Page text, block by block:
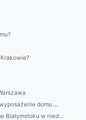
domu....
Białymstoku w nied...